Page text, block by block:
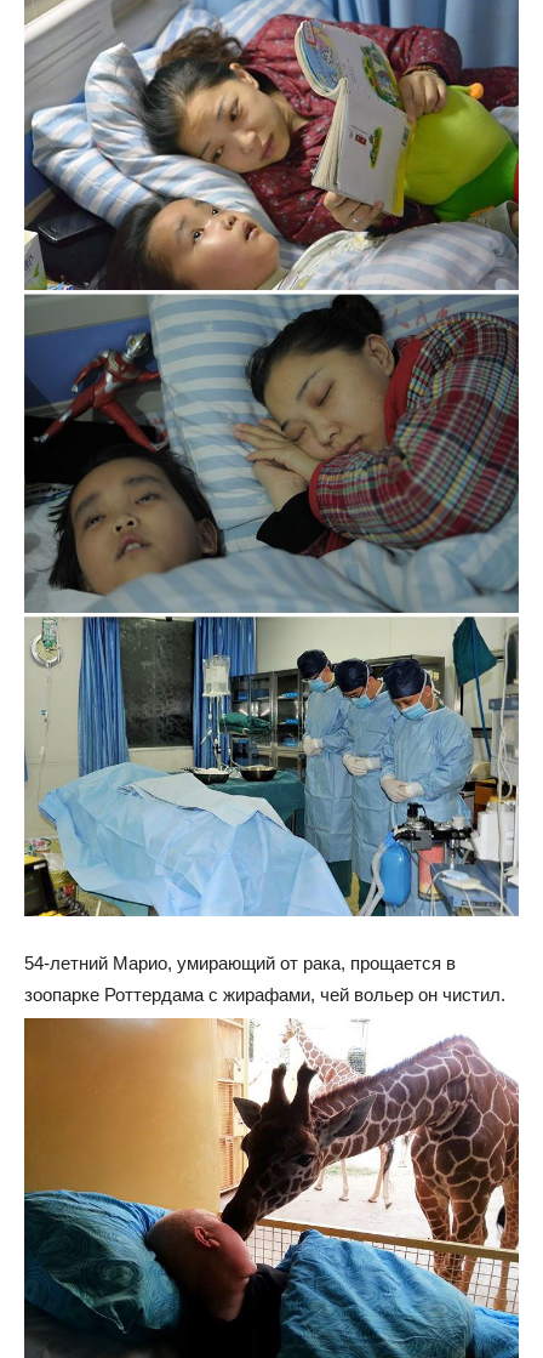
54-летний Марио, умирающий от рака, прощается в
зоопарке Роттердама с жирафами, чей вольер он чистил.